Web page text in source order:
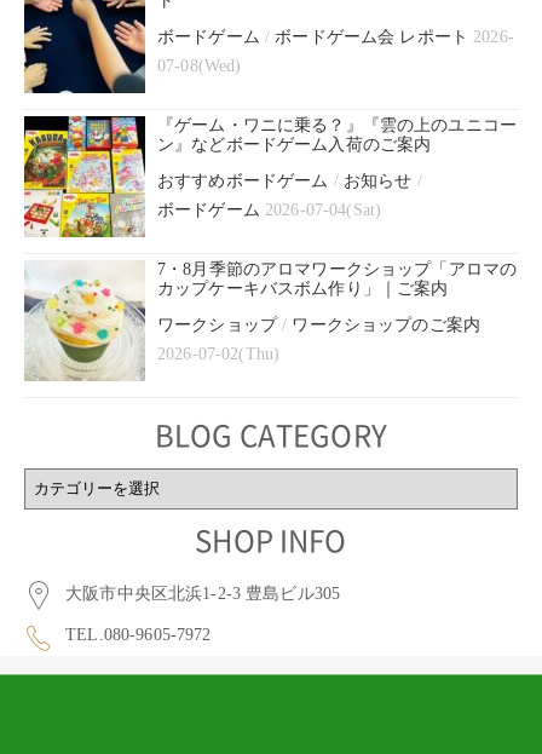
ボードゲーム /ボードゲーム会 レポート 2026-
07-08(Wed)
『ゲーム・ワニに乗る？』『雲の上のユニコー
ン』などボードゲーム入荷のご案内
おすすめボードゲーム / お知らせ /
ボードゲーム 2026-07-04(Sat)
7・8月季節のアロマワークショップ「アロマの
カップケーキバスボム作り」｜ご案内
ワークショップ/ ワークショップのご案内
2026-07-02(Thu)
BLOG CATEGORY
BLOG
CATEGORY
SHOP INFO
大阪市中央区北浜1-2-3 豊島ビル305
TEL.080-9605-7972